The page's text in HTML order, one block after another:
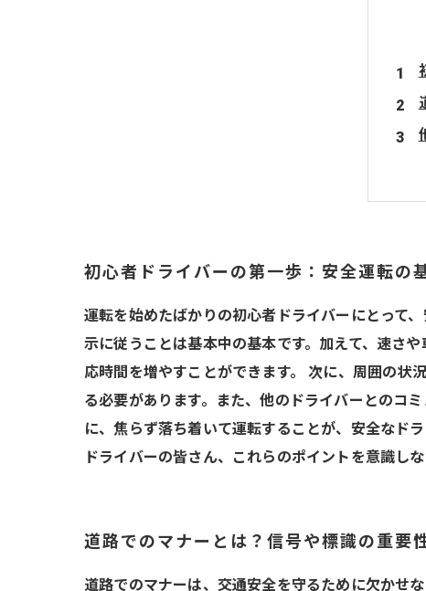
初心者ドライバーの第一歩：安全運転の
運転を始めたばかりの初心者ドライバーにとって
示に従うことは基本中の基本です。加えて、速さ
応時間を増やすことができます。 次に、周囲の状
る必要があります。また、他のドライバーとのコ
に、焦らず落ち着いて運転することが、安全なド
ドライバーの皆さん、これらのポイントを意識し
道路でのマナーとは？信号や標識の重要
道路でのマナーは、交通安全を守るために欠かせ